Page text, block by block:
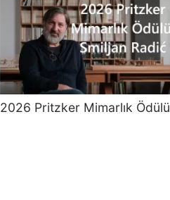
2026 Pritzker Mimarlık Ödülü